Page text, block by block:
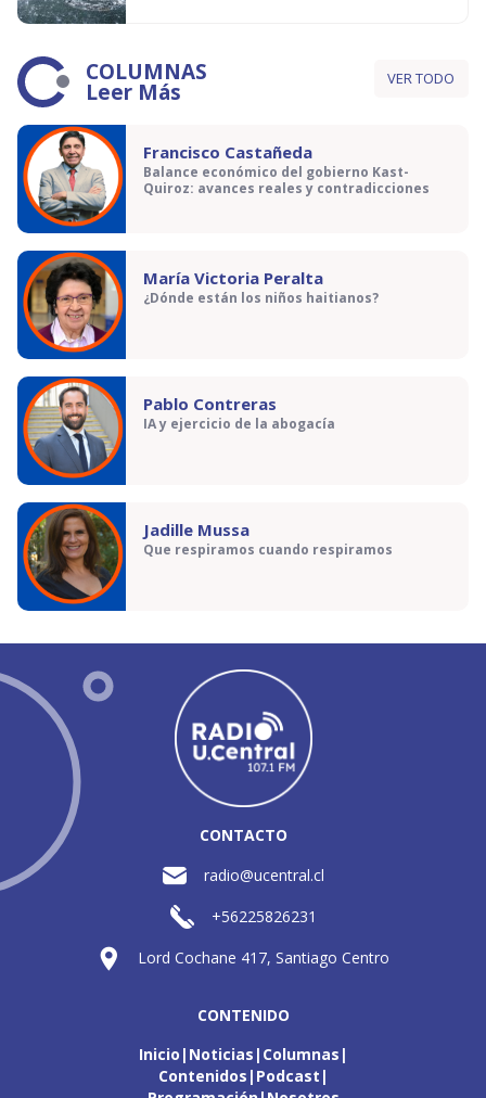
COLUMNAS
Leer Más VER TODO
Francisco Castañeda
Balance económico del gobierno Kast-
Quiroz: avances reales y contradicciones
María Victoria Peralta
¿Dónde están los niños haitianos?
Pablo Contreras
IA y ejercicio de la abogacía
Jadille Mussa
Que respiramos cuando respiramos
CONTACTO
radio@ucentral.cl
+56225826231
Lord Cochane 417, Santiago Centro
CONTENIDO
Inicio Noticias Columnas
Contenidos Podcast